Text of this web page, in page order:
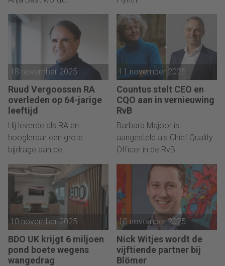
kwaliteitsmanager.
18 november 2025
Ruud Vergoossen RA
overleden op 64-jarige
leeftijd
Hij leverde als RA en
hoogleraar een grote
bijdrage aan de
accountancy.
11 november 2025
Countus stelt CEO en
CQO aan in vernieuwing
RvB
Barbara Majoor is
aangesteld als Chief Quality
Officer in de RvB.
10 november 2025
BDO UK krijgt 6 miljoen
pond boete wegens
wangedrag
10 november 2025
Nick Witjes wordt de
vijftiende partner bij
Blömer